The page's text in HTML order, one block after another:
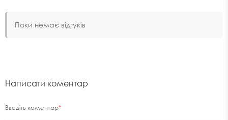
Поки немає відгуків
Написати коментар
Введіть коментар*